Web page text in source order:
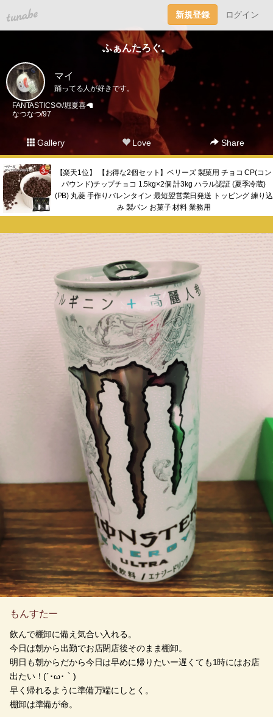
tuna.be 新規登録 ログイン
ふぁんたろぐ。
マイ
踊ってる人が好きです。
FANTASTICS🌻/堀夏喜🦙
なつなつ/97
Gallery Love Share
【楽天1位】 【お得な2個セット】ベリーズ 製菓用 チョコ CP(コン
パウンド)チップチョコ 1.5kg×2個 計3kg ハラル認証 (夏季冷蔵)
(PB) 丸菱 手作りバレンタイン 最短翌営業日発送 トッピング 練り込
み 製パン お菓子 材料 業務用
もんすたー
飲んで棚卸に備え気合い入れる。
今日は朝から出勤でお店閉店後そのまま棚卸。
明日も朝からだから今日は早めに帰りたいー遅くても1時にはお店
出たい！(´･ω･｀)
早く帰れるように準備万端にしとく。
棚卸は準備が命。